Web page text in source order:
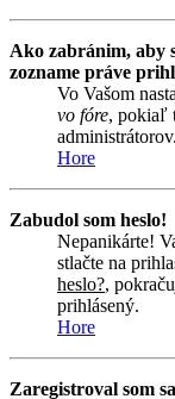
Ako zabránim, aby
zozname práve
Vo Vašom
vo fóre, pokiaľ
Hore
Zabudol som heslo!
Nepanikárte!
stlačte na
heslo?,
prihlásený.
Hore
Zaregistroval som